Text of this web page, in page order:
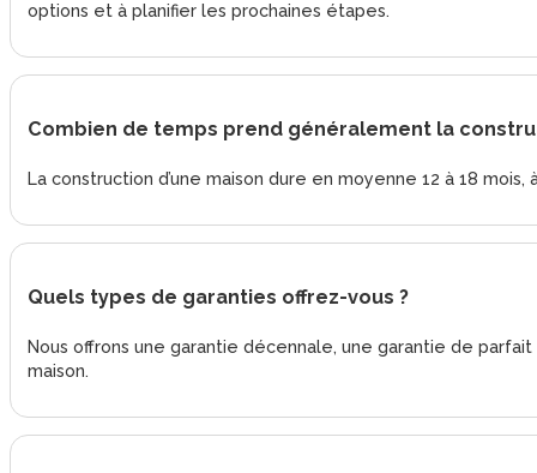
options et à planifier les prochaines étapes.
Combien de temps prend généralement la
La construction d’une maison dure en moyenne 12 à 18
Quels types de garanties offrez-vous ?
Nous offrons une garantie décennale, une garantie de
maison.